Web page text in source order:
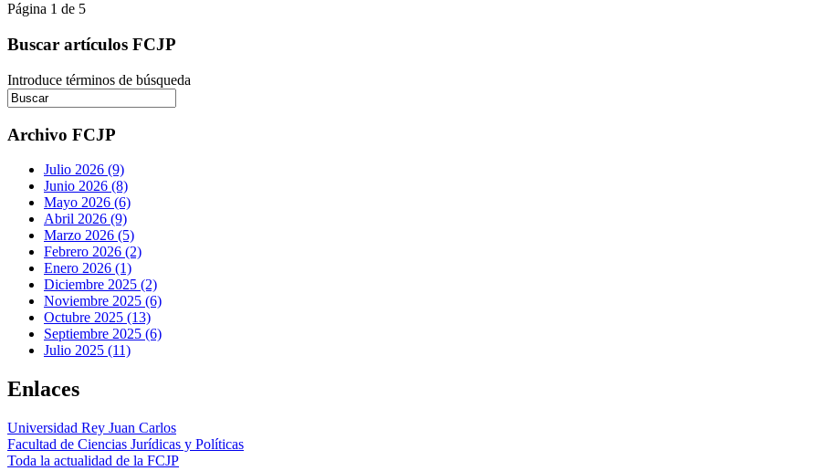
Página 1 de 5
Buscar artículos FCJP
Introduce términos de búsqueda
Archivo FCJP
Julio 2026 (9)
Junio 2026 (8)
Mayo 2026 (6)
Abril 2026 (9)
Marzo 2026 (5)
Febrero 2026 (2)
Enero 2026 (1)
Diciembre 2025 (2)
Noviembre 2025 (6)
Octubre 2025 (13)
Septiembre 2025 (6)
Julio 2025 (11)
Enlaces
Universidad Rey Juan Carlos
Facultad de Ciencias Jurídicas y Políticas
Toda la actualidad de la FCJP